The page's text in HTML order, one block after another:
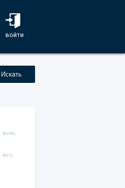
войти
Искать
(6376)
(821)